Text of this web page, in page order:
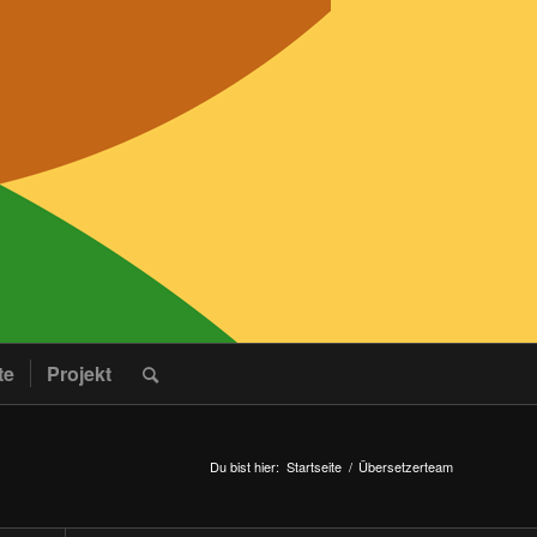
Projekt
Du bist hier: Startseite / Übersetzerteam